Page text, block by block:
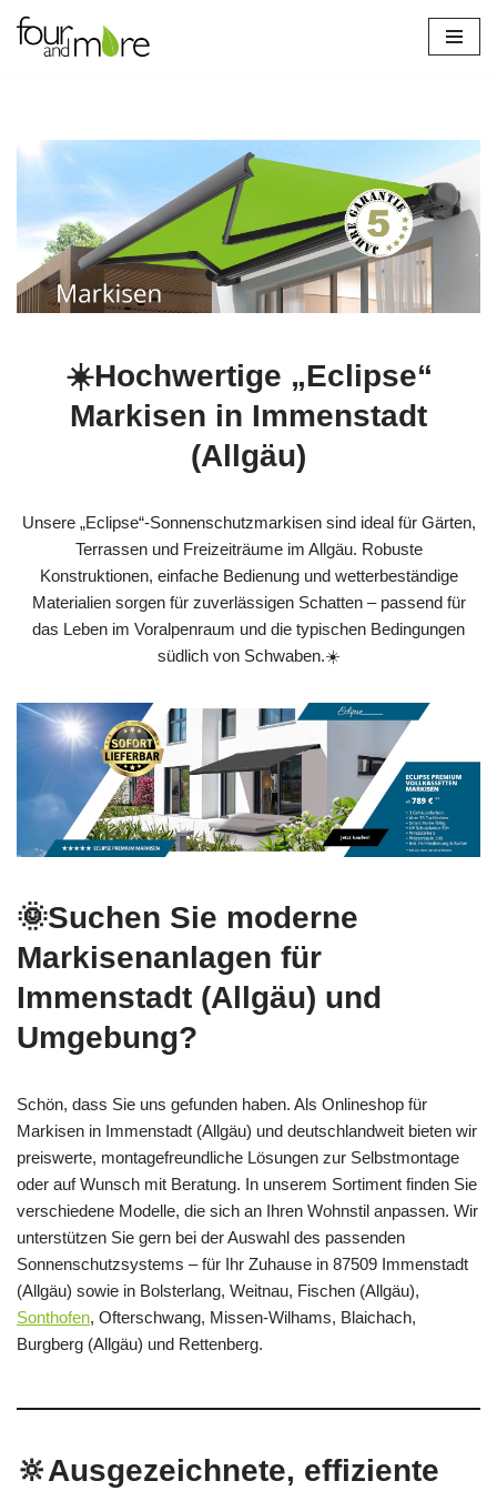
Zum
☀️Hochwertige „Eclipse“
Markisen in Immenstadt
(Allgäu)
Unsere „Eclipse“-Sonnenschutzmarkisen sind ideal für Gärten,
Terrassen und Freizeiträume im Allgäu. Robuste
Konstruktionen, einfache Bedienung und wetterbeständige
Materialien sorgen für zuverlässigen Schatten – passend für
das Leben im Voralpenraum und die typischen Bedingungen
südlich von Schwaben.☀️
🌞Suchen Sie moderne
Markisenanlagen für
Immenstadt (Allgäu) und
Umgebung?
Schön, dass Sie uns gefunden haben. Als Onlineshop für
Markisen in Immenstadt (Allgäu) und deutschlandweit bieten wir
preiswerte, montagefreundliche Lösungen zur Selbstmontage
oder auf Wunsch mit Beratung. In unserem Sortiment finden Sie
verschiedene Modelle, die sich an Ihren Wohnstil anpassen. Wir
unterstützen Sie gern bei der Auswahl des passenden
Sonnenschutzsystems – für Ihr Zuhause in 87509 Immenstadt
(Allgäu) sowie in Bolsterlang, Weitnau, Fischen (Allgäu),
Sonthofen, Ofterschwang, Missen-Wilhams, Blaichach,
Burgberg (Allgäu) und Rettenberg.
🔆Ausgezeichnete, effiziente